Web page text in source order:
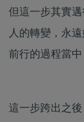
但這一步其實
人的轉變，永
前行的過程當中
這一步跨出之